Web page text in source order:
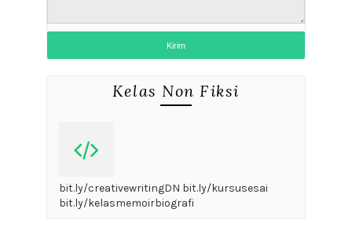
Kelas Non Fiksi
bit.ly/creativewritingDN bit.ly/kursusesai
bit.ly/kelasmemoirbiografi